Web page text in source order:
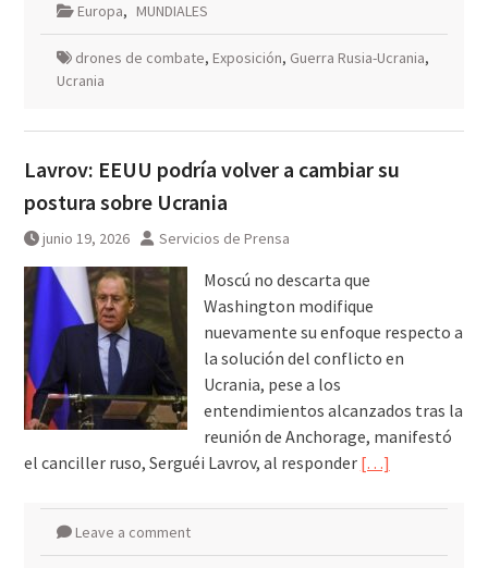
Europa, MUNDIALES
drones de combate, Exposición, Guerra Rusia-Ucrania,
Ucrania
Lavrov: EEUU podría volver a cambiar su
postura sobre Ucrania
junio 19, 2026 Servicios de Prensa
Moscú no descarta que
Washington modifique
nuevamente su enfoque respecto a
la solución del conflicto en
Ucrania, pese a los
entendimientos alcanzados tras la
reunión de Anchorage, manifestó
el canciller ruso, Serguéi Lavrov, al responder […]
Leave a comment